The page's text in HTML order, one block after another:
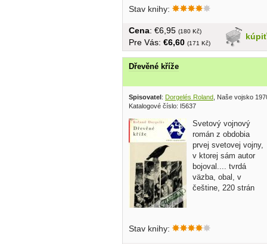
Stav knihy:
kúpiť
Cena: €6,95 (180 Kč)
Pre Vás: €6,60 (171 Kč)
Dřevěné kříže
Spisovatel: Dorgelés Roland , Naše vojsko
Katalogové číslo: I5637
Svetový vojnový
román z obdobia
prvej svetovej vojny,
v ktorej sám autor
bojoval.... tvrdá
väzba, obal, v
češtine, 220 strán
Stav knihy: